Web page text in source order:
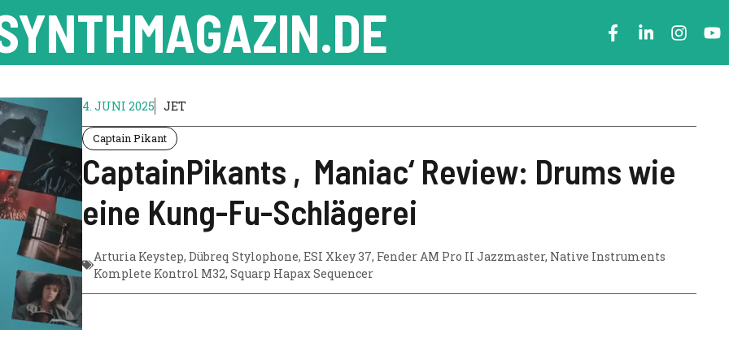
4. JUNI 2025 JET
Captain Pikant
CaptainPikants ‚Maniac‘ Review: Drums wie
eine Kung-Fu-Schlägerei
Arturia Keystep, Dübreq Stylophone, ESI Xkey 37, Fender AM Pro II Jazzmaster, Native Instruments
Komplete Kontrol M32, Squarp Hapax Sequencer